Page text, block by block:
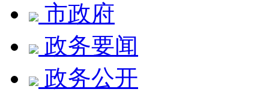
市政府
政务要闻
政务公开